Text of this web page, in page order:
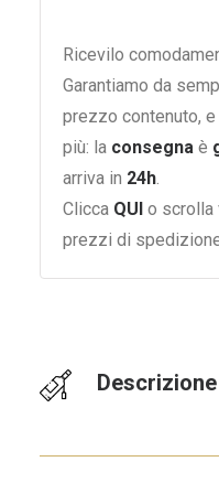
Ricevilo
Garantiamo da
prezzo contenuto,
più: la consegna è
arriva in 24h.
Clicca QUI o scrolla
prezzi di
Descrizione